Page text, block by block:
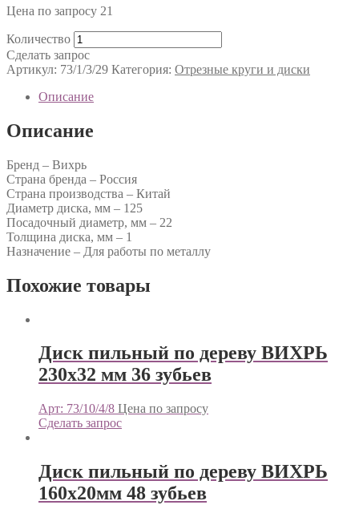
Цена по запросу 21
Количество
Сделать запрос
Артикул: 73/1/3/29 Категория: Отрезные круги и диски
Описание
Описание
Бренд – Вихрь
Страна бренда – Россия
Страна производства – Китай
Диаметр диска, мм – 125
Посадочный диаметр, мм – 22
Толщина диска, мм – 1
Назначение – Для работы по металлу
Похожие товары
Диск пильный по дереву ВИХРЬ
230х32 мм 36 зубьев
Арт: 73/10/4/8 Цена по запросу
Сделать запрос
Диск пильный по дереву ВИХРЬ
160х20мм 48 зубьев